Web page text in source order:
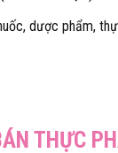
dược phẩm,
THỰC